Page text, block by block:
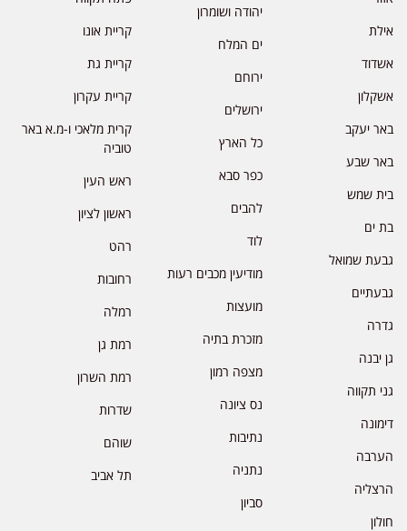
אילת
אשדוד
אשקלון
באר יעקב
באר שבע
בית שמש
בת ים
גבעת שמואל
גבעתיים
גדרה
גן יבנה
גני תקווה
דימונה
הערבה
הרצליה
חולון
יהודה ושומרון
ים המלח
ירוחם
ירושלים
כל הארץ
כפר סבא
להבים
לוד
מודיעין מכבים רעות
מועצות
מזכרת בתיה
מצפה רמון
נס ציונה
נתיבות
נתניה
סביון
קריית אונו
קריית גת
קריית עקרון
קרית מלאכי ו-מ.א באר
טוביה
ראש העין
ראשון לציון
רהט
רחובות
רמלה
רמת גן
רמת השרון
שדרות
שוהם
תל אביב